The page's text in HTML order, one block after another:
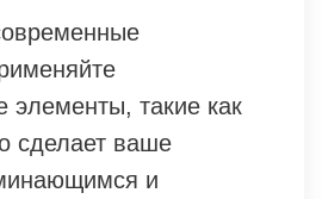
элементы, такие как
сделает ваше
и